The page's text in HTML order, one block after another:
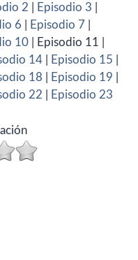
2 Episodio 3
6 Episodio 7
10 | Episodio 11 |
14 Episodio 15
18 Episodio 19
22 Episodio 23